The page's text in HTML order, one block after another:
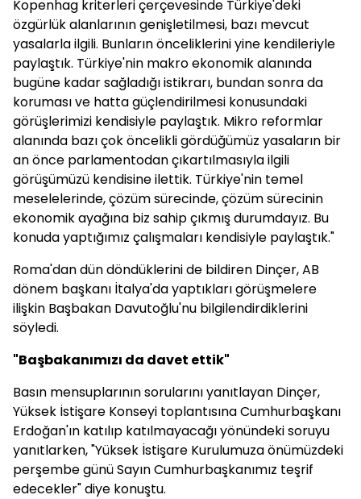
Kopenhag kriterleri çerçevesinde Türkiye'deki
özgürlük alanlarının genişletilmesi, bazı mevcut
yasalarla ilgili. Bunların önceliklerini yine kendileriyle
paylaştık. Türkiye'nin makro ekonomik alanında
bugüne kadar sağladığı istikrarı, bundan sonra da
koruması ve hatta güçlendirilmesi konusundaki
görüşlerimizi kendisiyle paylaştık. Mikro reformlar
alanında bazı çok öncelikli gördüğümüz yasaların bir
an önce parlamentodan çıkartılmasıyla ilgili
görüşümüzü kendisine ilettik. Türkiye'nin temel
meselelerinde, çözüm sürecinde, çözüm sürecinin
ekonomik ayağına biz sahip çıkmış durumdayız. Bu
konuda yaptığımız çalışmaları kendisiyle paylaştık."
Roma'dan dün döndüklerini de bildiren Dinçer, AB
dönem başkanı İtalya'da yaptıkları görüşmelere
ilişkin Başbakan Davutoğlu'nu bilgilendirdiklerini
söyledi.
"Başbakanımızı da davet ettik"
Basın mensuplarının sorularını yanıtlayan Dinçer,
Yüksek İstişare Konseyi toplantısına Cumhurbaşkanı
Erdoğan'ın katılıp katılmayacağı yönündeki soruyu
yanıtlarken, "Yüksek İstişare Kurulumuza önümüzdeki
perşembe günü Sayın Cumhurbaşkanımız teşrif
edecekler" diye konuştu.